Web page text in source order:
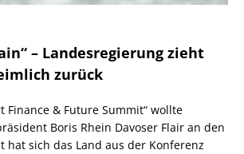
– Landesregierung zieht
zurück
Finance & Future Summit“ wollte
Boris Rhein Davoser Flair an den
hat sich das Land aus der Konferenz